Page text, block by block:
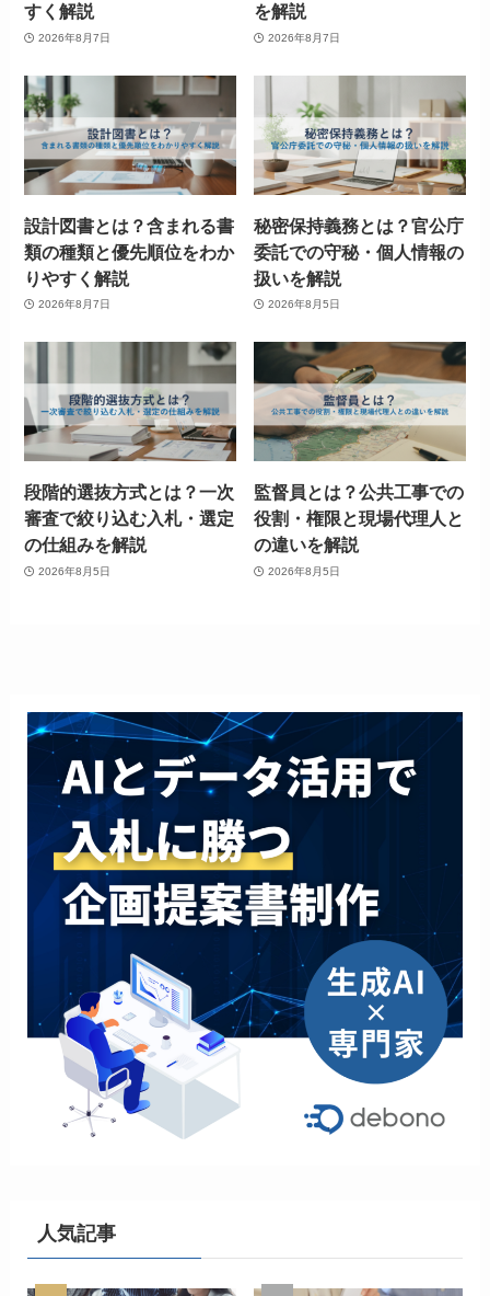
すく解説
2026年8月7日
を解説
2026年8月7日
設計図書とは？含まれる書
類の種類と優先順位をわか
りやすく解説
2026年8月7日
秘密保持義務とは？官公庁
委託での守秘・個人情報の
扱いを解説
2026年8月5日
段階的選抜方式とは？一次
審査で絞り込む入札・選定
の仕組みを解説
2026年8月5日
監督員とは？公共工事での
役割・権限と現場代理人と
の違いを解説
2026年8月5日
人気記事